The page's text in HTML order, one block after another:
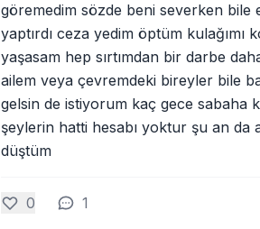
göremedim sözde beni severken bile
yaptırdı ceza yedim öptüm
yaşasam hep sırtımdan bir darbe
ailem veya çevremdeki bireyler bile
gelsin de istiyorum kaç gece sabaha
şeylerin hatti hesabı yoktur şu an da
düştüm
0 1